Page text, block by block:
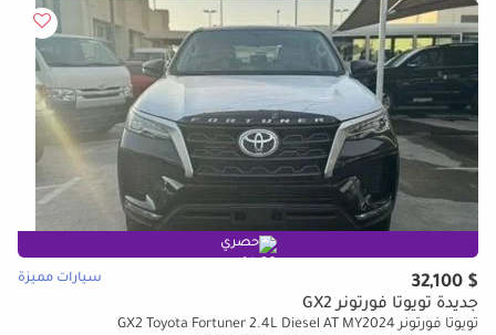
حصري
$ 32,100 سيارات مميزة
جديدة تويوتا فورتونر GX2
تويوتا فورتونر GX2 Toyota Fortuner 2.4L Diesel AT MY2024